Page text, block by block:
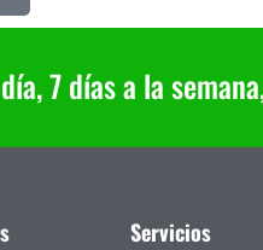
7 días a la
Servicios